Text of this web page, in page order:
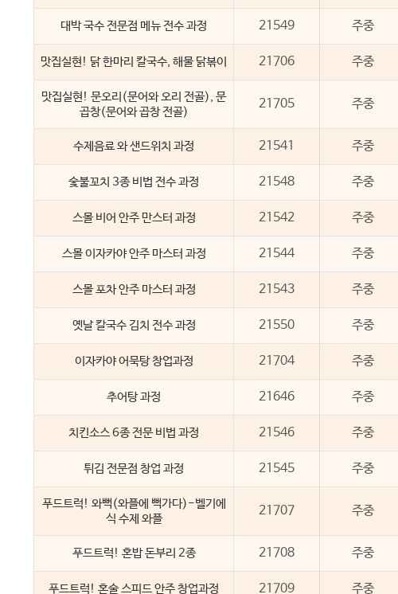
대박 국수 전문점 메뉴 전수 과정 21549 주중
맛집실현! 닭 한마리 칼국수, 해물 닭볶이 21706 주중
맛집실현! 문오리(문어와 오리 전골), 문
곱창(문어와 곱창 전골)
21705 주중
수제음료 와 샌드위치 과정 21541 주중
숯불꼬치 3종 비법 전수 과정 21548 주중
스몰 비어 안주 만스터 과정 21542 주중
스몰 이자카야 안주 마스터 과정 21544 주중
스몰 포차 안주 마스터 과정 21543 주중
옛날 칼국수 김치 전수 과정 21550 주중
이자카야 어묵탕 창업과정 21704 주중
추어탕 과정 21646 주중
치킨소스 6종 전문 비법 과정 21546 주중
튀김 전문점 창업 과정 21545 주중
푸드트럭! 와뻑(와플에 뻑가다)-벨기에
식 수제 와플
21707 주중
푸드트럭! 혼밥 돈부리 2종 21708 주중
푸드트럭! 혼술 스피드 안주 창업과정 21709 주중